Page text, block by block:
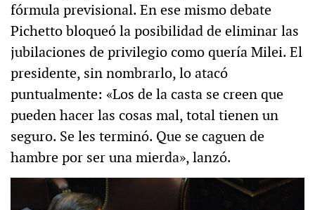
fórmula previsional. En ese mismo debate
Pichetto bloqueó la posibilidad de eliminar las
jubilaciones de privilegio como quería Milei. El
presidente, sin nombrarlo, lo atacó
puntualmente: «Los de la casta se creen que
pueden hacer las cosas mal, total tienen un
seguro. Se les terminó. Que se caguen de
hambre por ser una mierda», lanzó.